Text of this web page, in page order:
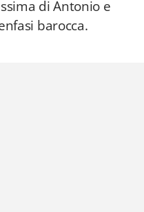
di Antonio e
barocca.